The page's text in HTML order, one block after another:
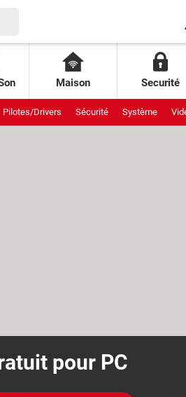
Maison Securité
Pilotes/Drivers Sécurité Système
pour PC